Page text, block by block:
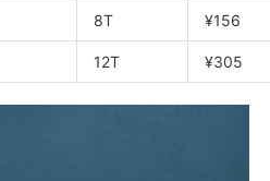
8T ¥156
12T ¥305